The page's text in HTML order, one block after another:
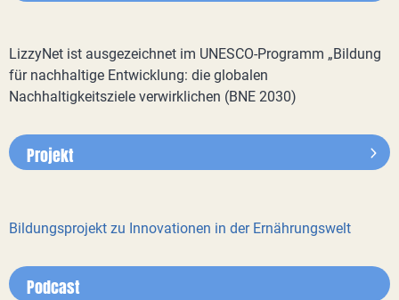
LizzyNet ist ausgezeichnet im UNESCO-Programm „Bildung
für nachhaltige Entwicklung: die globalen
Nachhaltigkeitsziele verwirklichen (BNE 2030)
Projekt
Bildungsprojekt zu Innovationen in der Ernährungswelt
Podcast